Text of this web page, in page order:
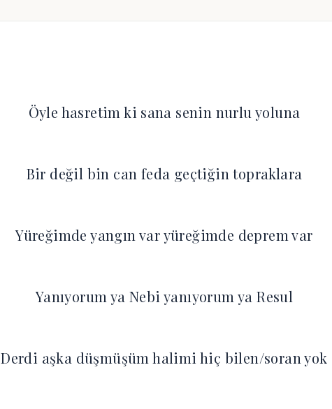
Öyle hasretim ki sana senin nurlu yoluna
Bir değil bin can feda geçtiğin topraklara
Yüreğimde yangın var yüreğimde deprem var
Yanıyorum ya Nebi yanıyorum ya Resul
Derdi aşka düşmüşüm halimi hiç bilen/soran yok